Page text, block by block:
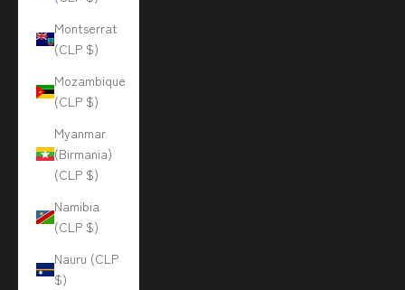
Montserrat
(CLP $)
Mozambique
(CLP $)
Myanmar
(Birmania)
(CLP $)
Namibia
(CLP $)
Nauru (CLP
$)